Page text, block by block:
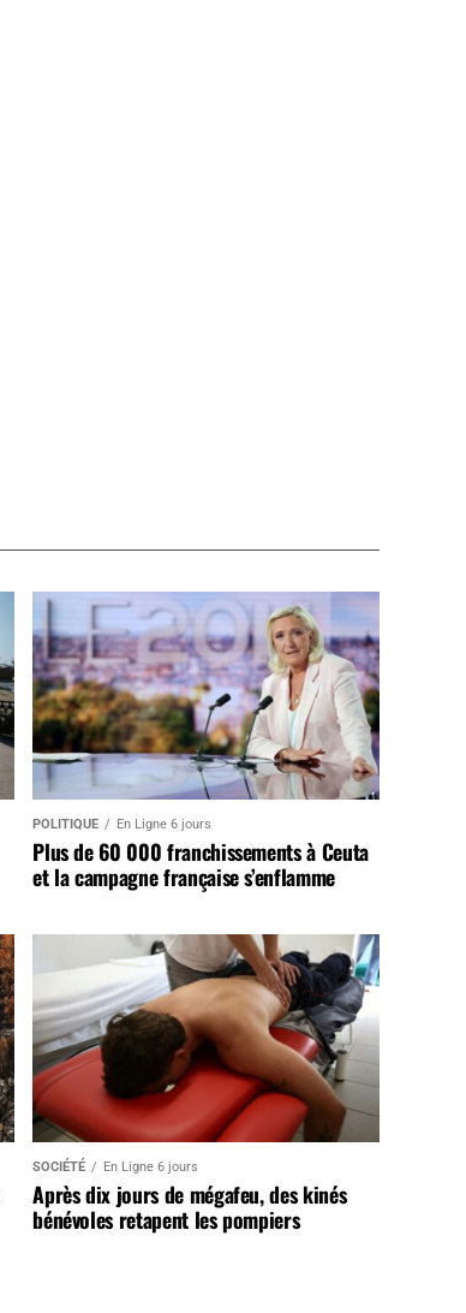
POLITIQUE En Ligne 6 jours
Plus de 60 000 franchissements à Ceuta
et la campagne française s’enflamme
SOCIÉTÉ En Ligne 6 jours
Après dix jours de mégafeu, des kinés
bénévoles retapent les pompiers